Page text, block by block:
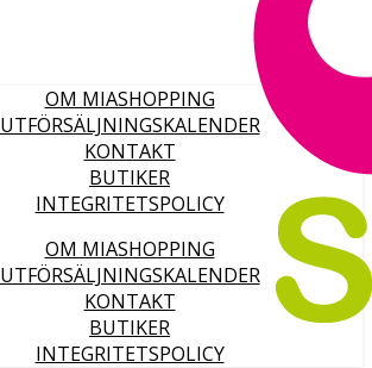
OM MIASHOPPING
UTFÖRSÄLJNINGSKALENDER
KONTAKT
BUTIKER
INTEGRITETSPOLICY
OM MIASHOPPING
UTFÖRSÄLJNINGSKALENDER
KONTAKT
BUTIKER
INTEGRITETSPOLICY